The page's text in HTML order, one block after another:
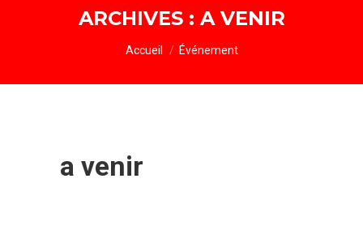
ARCHIVES : A VENIR
Vous êtes ici :
Accueil Événement
a venir